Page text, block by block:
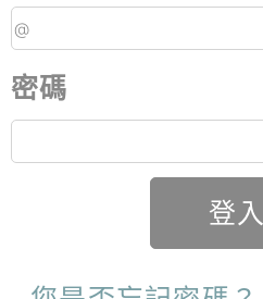
密碼
登入